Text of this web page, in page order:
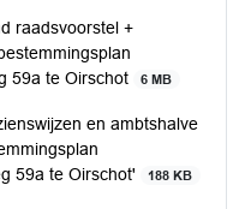
raadsvoorstel +
59a te Oirschot
6 MB
en ambtshalve
59a te Oirschot'
188 KB